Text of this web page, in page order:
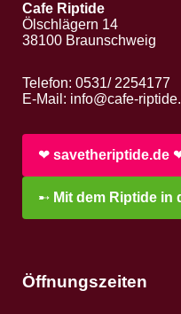
Cafe Riptide
Ölschlägern 14
38100 Braunschweig
Telefon: 0531/ 2254177
E-Mail: info@cafe-
❤︎ savetheriptide.de
➸ Mit dem Riptide in
Öffnungszeiten